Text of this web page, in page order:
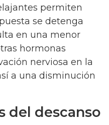
permiten
se detenga
en una menor
hormonas
nerviosa en la
a una disminución
del descanso